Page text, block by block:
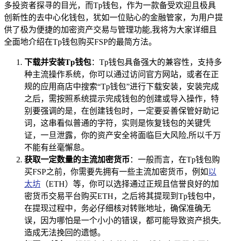
多投资者探寻的目光，而Tp钱包，作为一款备受欢迎且极具
创新性的去中心化钱包，犹如一位贴心的金融管家，为用户提
供了极为便捷的加密资产交易与管理功能,我将为大家详细且
全面地介绍在Tp钱包购买FSP的最简方法。
下载并安装Tp钱包：Tp钱包具备强大的兼容性，支持多
种主流操作系统，你可以通过访问官方网站，或者在正
规的应用商店中搜索“Tp钱包”进行下载安装，安装完成
之后，需按照系统提示完成钱包的创建或导入操作，特
别要强调的是，在创建钱包时，一定要妥善保管好助记
词，这串看似普通的字符，实则是恢复钱包的关键凭
证，一旦泄露，你的资产安全将面临巨大风险,所以千万
不能有丝毫懈怠。
获取一定数量的主流加密货币 ：一般而言，在Tp钱包购
买FSP之前，你需要先拥有一些主流加密货币，例如以
太坊 （ETH）等，你可以选择通过正规且信誉良好的加
密货币交易平台购买ETH，之后将其提现到Tp钱包中，
在提现过程中，务必仔细核对转账地址，确保准确无
误，因为哪怕是一个小小的错误，都可能导致资产损失,
造成无法挽回的遗憾。